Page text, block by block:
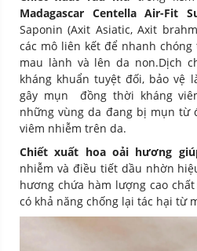
Madagascar Centella Air-Fit
Saponin (Axit Asiatic, Axit
các mô liên kết để nhanh
mau lành và lên da non.Dịch
kháng khuẩn tuyệt đối, bảo vệ
gây mụn đồng thời kháng
những vùng da đang bị mụn từ
viêm nhiễm trên da.
Chiết xuất hoa oải hương
nhiễm và điều tiết dầu nhờn
hương chứa hàm lượng cao
có khả năng chống lại tác hại từ